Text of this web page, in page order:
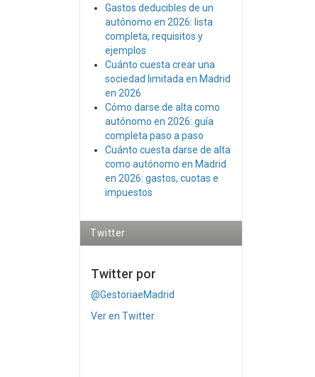
Gastos deducibles de un
autónomo en 2026: lista
completa, requisitos y
ejemplos
Cuánto cuesta crear una
sociedad limitada en Madrid
en 2026
Cómo darse de alta como
autónomo en 2026: guía
completa paso a paso
Cuánto cuesta darse de alta
como autónomo en Madrid
en 2026: gastos, cuotas e
impuestos
Twitter
Twitter por
@GestoriaeMadrid
Ver en Twitter